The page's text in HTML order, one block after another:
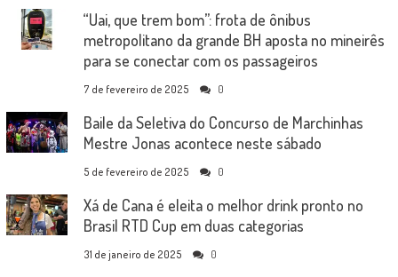
“Uai, que trem bom”: frota de ônibus
metropolitano da grande BH aposta no mineirês
para se conectar com os passageiros
7 de fevereiro de 2025 0
Baile da Seletiva do Concurso de Marchinhas
Mestre Jonas acontece neste sábado
5 de fevereiro de 2025 0
Xá de Cana é eleita o melhor drink pronto no
Brasil RTD Cup em duas categorias
31 de janeiro de 2025 0